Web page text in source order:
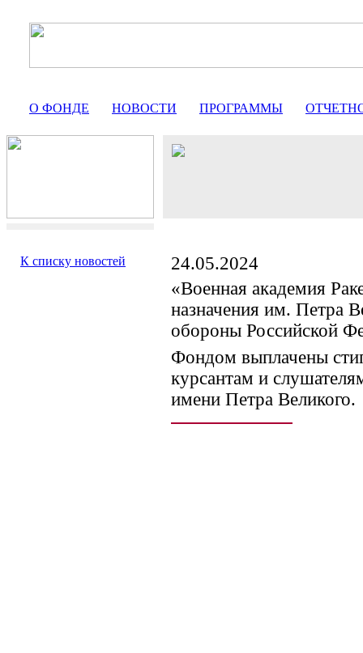
О ФОНДЕ НОВОСТИ ПРОГРАММЫ
К списку новостей
24.05.2024
«Военная академия
назначения им. Петра
обороны Российской
Фондом выплачены
курсантам и
имени Петра Великого.